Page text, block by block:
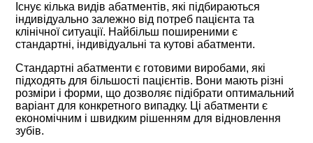
Існує кілька видів абатментів, які підбираються
індивідуально залежно від потреб пацієнта та
клінічної ситуації. Найбільш поширеними є
стандартні, індивідуальні та кутові абатменти.
Стандартні абатменти є готовими виробами, які
підходять для більшості пацієнтів. Вони мають різні
розміри і форми, що дозволяє підібрати оптимальний
варіант для конкретного випадку. Ці абатменти є
економічним і швидким рішенням для відновлення
зубів.